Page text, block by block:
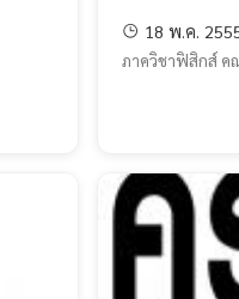
18 พ.ค.
ภาควิชาฟิสิกส์ ค